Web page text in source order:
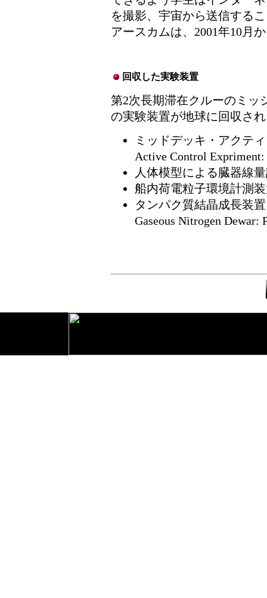
を撮影、宇宙から送信する
アースカムは、2001年10月
回収した実験装置
第2次長期滞在クルーのミッ
の実験装置が地球に回収さ
ミッドデッキ・アクテ
Active Control
人体模型による臓器線
船内荷電粒子環境計測
タンパク質結晶成長装置
Gaseous Nitrogen Dewar: